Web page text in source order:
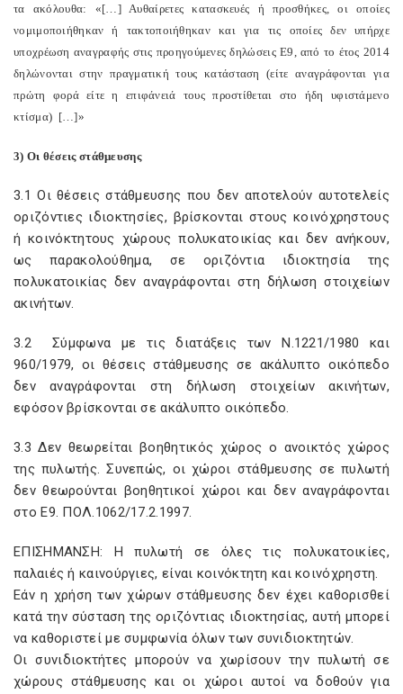
τα ακόλουθα: «[…] Αυθαίρετες κατασκευές ή προσθήκες, οι οποίες
νομιμοποιήθηκαν ή τακτοποιήθηκαν και για τις οποίες δεν υπήρχε
υποχρέωση αναγραφής στις προηγούμενες δηλώσεις Ε9, από το έτος 2014
δηλώνονται στην πραγματική τους κατάσταση (είτε αναγράφονται για
πρώτη φορά είτε η επιφάνειά τους προστίθεται στο ήδη υφιστάμενο
κτίσμα) […]»
3) Οι θέσεις στάθμευσης
3.1 Οι θέσεις στάθμευσης που δεν αποτελούν αυτοτελείς
οριζόντιες ιδιοκτησίες, βρίσκονται στους κοινόχρηστους
ή κοινόκτητους χώρους πολυκατοικίας και δεν ανήκουν,
ως παρακολούθημα, σε οριζόντια ιδιοκτησία της
πολυκατοικίας δεν αναγράφονται στη δήλωση στοιχείων
ακινήτων.
3.2 Σύμφωνα με τις διατάξεις των Ν.1221/1980 και
960/1979, οι θέσεις στάθμευσης σε ακάλυπτο οικόπεδο
δεν αναγράφονται στη δήλωση στοιχείων ακινήτων,
εφόσον βρίσκονται σε ακάλυπτο οικόπεδο.
3.3 Δεν θεωρείται βοηθητικός χώρος ο ανοικτός χώρος
της πυλωτής. Συνεπώς, οι χώροι στάθμευσης σε πυλωτή
δεν θεωρούνται βοηθητικοί χώροι και δεν αναγράφονται
στο Ε9. ΠΟΛ.1062/17.2.1997.
ΕΠΙΣΗΜΑΝΣΗ: Η πυλωτή σε όλες τις πολυκατοικίες,
παλαιές ή καινούργιες, είναι κοινόκτητη και κοινόχρηστη.
Εάν η χρήση των χώρων στάθμευσης δεν έχει καθορισθεί
κατά την σύσταση της οριζόντιας ιδιοκτησίας, αυτή μπορεί
να καθοριστεί με συμφωνία όλων των συνιδιοκτητών.
Οι συνιδιοκτήτες μπορούν να χωρίσουν την πυλωτή σε
χώρους στάθμευσης και οι χώροι αυτοί να δοθούν για